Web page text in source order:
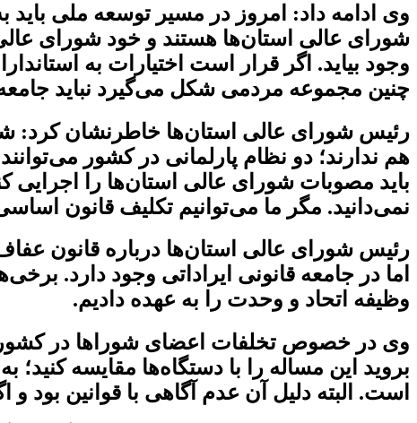
وی ادامه داد: امروز در مسیر توسعه ملی
شورای عالی استان‌ها هستند و خود شورای
وجود بیاید. اگر قرار است اختیارات به
چنین مجموعه مردمی شکل می‌گیرد نباید
رئیس شورای عالی استان‌ها خاطرنشان کرد:
هم ندارند؛ دو نظام پارلمانی در کشور
باید مصوبات شورای عالی استان‌ها را اجرایی
نمی‌دانید. مگر ما می‌توانیم تکلیف قانون
رئیس شورای عالی استان‌ها درباره قانون
اما در جامعه قانونی ایراداتی وجود دارد.
وظیفه اتحاد و وحدت را به عهده دادیم.
بروید این مساله را با دستگاه‌ها مقایسه
است. البته دلیل آن عدم آگاهی با قوانین بود